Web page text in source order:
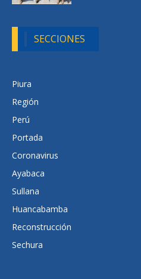
SECCIONES
Piura
Región
Perú
Portada
Coronavirus
Ayabaca
Sullana
Huancabamba
Reconstrucción
Sechura